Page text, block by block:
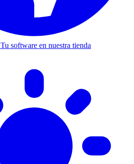
Tu software en nuestra tienda